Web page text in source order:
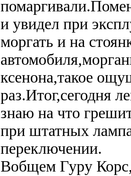
и увидел при
моргать и на
ксенона,такое
раз.Итог,сегодня
знаю на что
при штатных
переключении.
Вобщем Гуру